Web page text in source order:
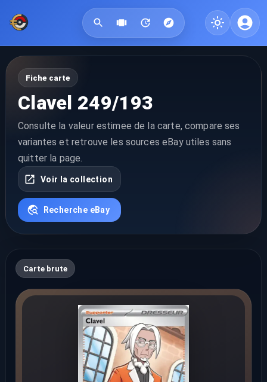
Fiche carte
Clavel 249/193
Consulte la valeur estimee de la carte, compare ses
variantes et retrouve les sources eBay utiles sans
quitter la page.
Voir la collection
Recherche eBay
Carte brute